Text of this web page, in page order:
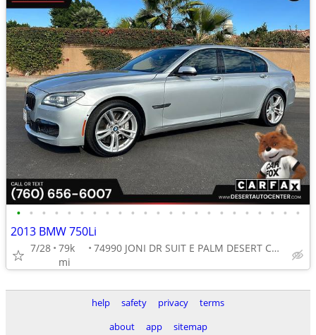
• • • • • • • • • • • • • • • • • • • • • • •
2013 BMW 750Li
7/28 79k
mi
74990 JONI DR SUIT E PALM DESERT CA 92260
help safety privacy
terms
about
app sitemap